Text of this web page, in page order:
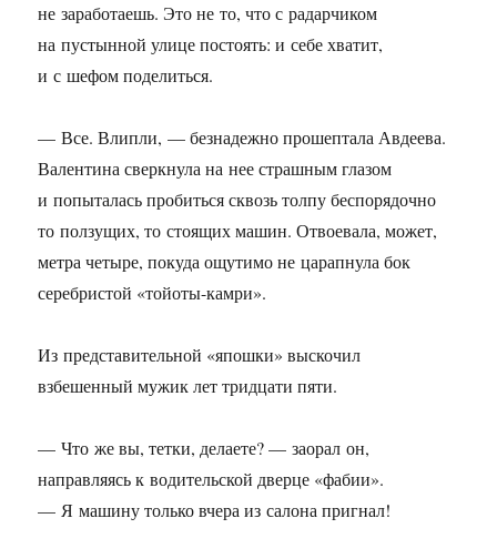
не заработаешь. Это не то, что с радарчиком
на пустынной улице постоять: и себе хватит,
и с шефом поделиться.
— Все. Влипли, — безнадежно прошептала Авдеева.
Валентина сверкнула на нее страшным глазом
и попыталась пробиться сквозь толпу беспорядочно
то ползущих, то стоящих машин. Отвоевала, может,
метра четыре, покуда ощутимо не царапнула бок
серебристой «тойоты-камри».
Из представительной «япошки» выскочил
взбешенный мужик лет тридцати пяти.
— Что же вы, тетки, делаете? — заорал он,
направляясь к водительской дверце «фабии».
— Я машину только вчера из салона пригнал!